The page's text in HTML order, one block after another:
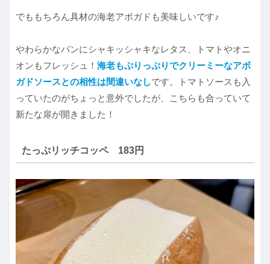
でももちろん具材の海老アボガドも美味しいです♪
やわらかなパンにシャキッシャキなレタス、トマトやオニ
オンもフレッシュ！ 海老もぷりっぷりでクリーミーなアボ
ガドソースとの相性は間違いなしです。トマトソースも入
っていたのがちょっと意外でしたが、こちらも合っていて
新たな扉が開きました！
たっぷリッチコッペ 183円